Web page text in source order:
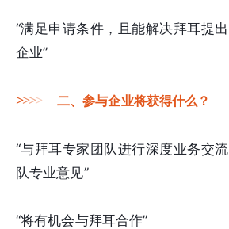
“满足申请条件，且能解决拜耳提
企业”
>>>> 二、参与企业将获得什么？
“与拜耳专家团队进行深度业务交
队专业意见”
“将有机会与拜耳合作”